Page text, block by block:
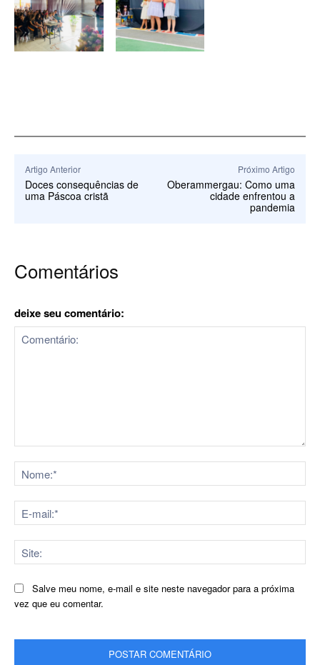
Artigo Anterior
Doces consequências de
uma Páscoa cristã
Próximo Artigo
Oberammergau: Como uma
cidade enfrentou a
pandemia
Comentários
deixe seu comentário:
Salve meu nome, e-mail e site neste navegador para a próxima
vez que eu comentar.